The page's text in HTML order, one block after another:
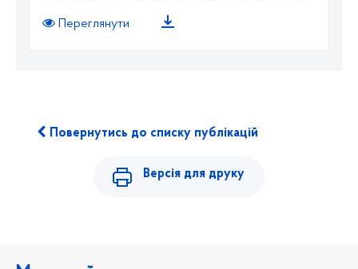
Переглянути
Повернутись до списку публікацій
Версія для друку